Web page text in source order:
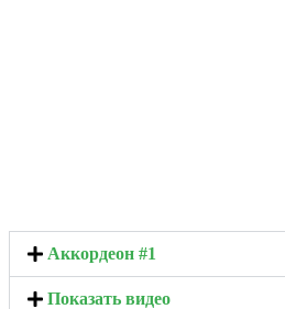
Аккордеон #1
Показать видео